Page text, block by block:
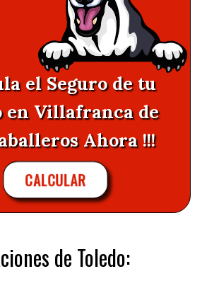
el Seguro de tu
en Villafranca de
Ahora !!!
CALCULAR
de Toledo: